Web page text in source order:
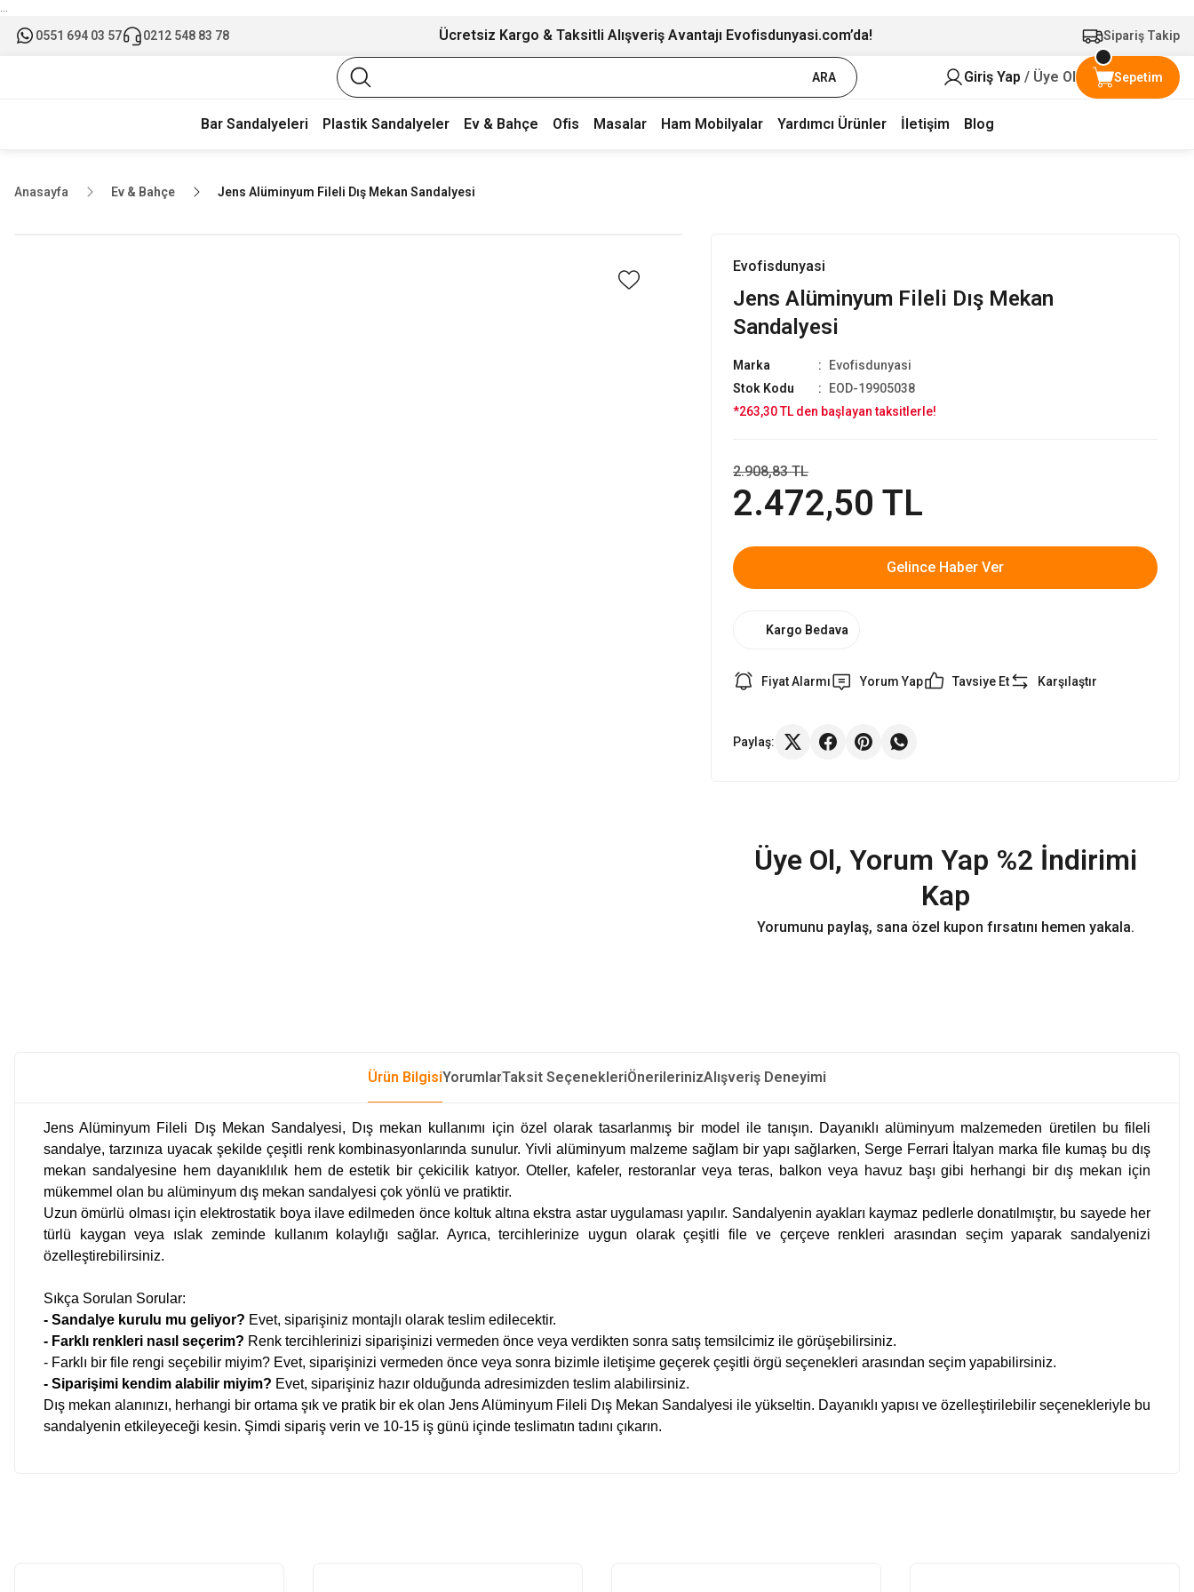
...
0551 694 03 57 0212 548 83 78 Ücretsiz Kargo & Taksitli Alışveriş Avantajı Evofisdunyasi.com’da! Sipariş Takip
ARA Giriş Yap / Üye Ol Sepetim
Bar Sandalyeleri Plastik Sandalyeler Ev & Bahçe Ofis Masalar Ham Mobilyalar Yardımcı Ürünler İletişim Blog
Anasayfa Ev & Bahçe Jens Alüminyum Fileli Dış Mekan Sandalyesi
Evofisdunyasi
Jens Alüminyum Fileli Dış Mekan
Sandalyesi
Marka
Evofisdunyasi
Stok Kodu
EOD-19905038
*263,30 TL den başlayan taksitlerle!
2.472,50 TL
2.908,83 TL
Gelince Haber Ver
Kargo Bedava
Fiyat Alarmı Yorum Yap Tavsiye Et Karşılaştır
Paylaş:
Üye Ol, Yorum Yap %2 İndirimi
Kap
Yorumunu paylaş, sana özel kupon fırsatını hemen yakala.
Ürün BilgisiYorumlarTaksit SeçenekleriÖnerilerinizAlışveriş Deneyimi
Jens Alüminyum Fileli Dış Mekan Sandalyesi, Dış mekan kullanımı için özel olarak tasarlanmış bir model ile tanışın. Dayanıklı alüminyum malzemeden üretilen bu fileli
sandalye, tarzınıza uyacak şekilde çeşitli renk kombinasyonlarında sunulur. Yivli alüminyum malzeme sağlam bir yapı sağlarken, Serge Ferrari İtalyan marka file kumaş bu dış
mekan sandalyesine hem dayanıklılık hem de estetik bir çekicilik katıyor. Oteller, kafeler, restoranlar veya teras, balkon veya havuz başı gibi herhangi bir dış mekan için
mükemmel olan bu alüminyum dış mekan sandalyesi çok yönlü ve pratiktir.
Uzun ömürlü olması için elektrostatik boya ilave edilmeden önce koltuk altına ekstra astar uygulaması yapılır. Sandalyenin ayakları kaymaz pedlerle donatılmıştır, bu sayede her
türlü kaygan veya ıslak zeminde kullanım kolaylığı sağlar. Ayrıca, tercihlerinize uygun olarak çeşitli file ve çerçeve renkleri arasından seçim yaparak sandalyenizi
özelleştirebilirsiniz.
Sıkça Sorulan Sorular:
- Sandalye kurulu mu geliyor? Evet, siparişiniz montajlı olarak teslim edilecektir.
- Farklı renkleri nasıl seçerim? Renk tercihlerinizi siparişinizi vermeden önce veya verdikten sonra satış temsilcimiz ile görüşebilirsiniz.
- Farklı bir file rengi seçebilir miyim? Evet, siparişinizi vermeden önce veya sonra bizimle iletişime geçerek çeşitli örgü seçenekleri arasından seçim yapabilirsiniz.
- Siparişimi kendim alabilir miyim? Evet, siparişiniz hazır olduğunda adresimizden teslim alabilirsiniz.
Dış mekan alanınızı, herhangi bir ortama şık ve pratik bir ek olan Jens Alüminyum Fileli Dış Mekan Sandalyesi ile yükseltin. Dayanıklı yapısı ve özelleştirilebilir seçenekleriyle bu
sandalyenin etkileyeceği kesin. Şimdi sipariş verin ve 10-15 iş günü içinde teslimatın tadını çıkarın.